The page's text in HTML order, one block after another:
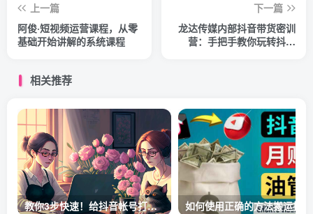
上一篇
阿俊·短视频运营课程，从零
基础开始讲解的系统课程
下一篇
龙达传媒内部抖音带货密训
营：手把手教你玩转抖音
相关推荐
教你3步快速！给抖音帐号打标签！